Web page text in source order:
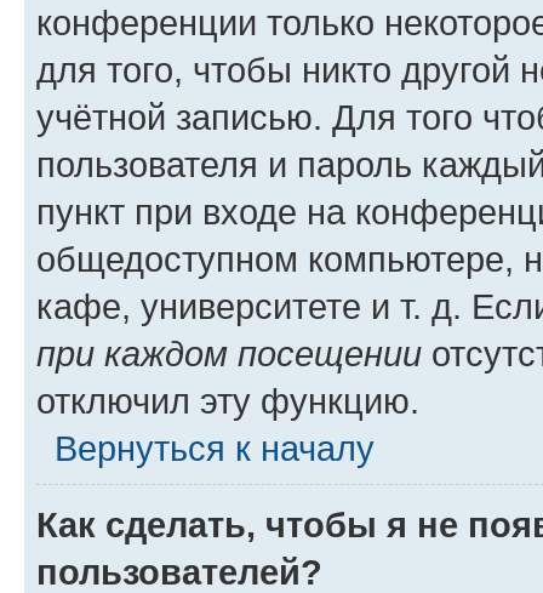
конференции только
для того, чтобы никто другой
учётной записью. Для того
пользователя и пароль
пункт при входе на
общедоступном компьютере,
кафе, университете и т. д.
при каждом посещении
отключил эту функцию.
Вернуться к началу
Как сделать, чтобы я не
пользователей?